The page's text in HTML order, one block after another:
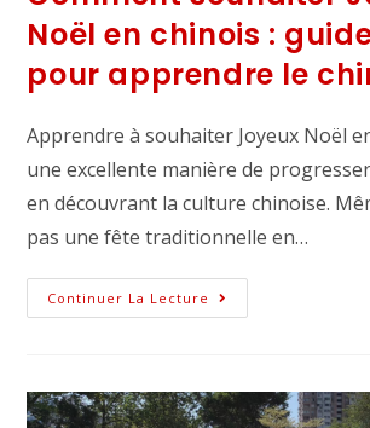
Noël en chinois :
pour apprendre le
Apprendre à souhaiter Joyeux Noël
une excellente manière de
en découvrant la culture chinoise.
pas une fête traditionnelle en…
Continuer La Lecture